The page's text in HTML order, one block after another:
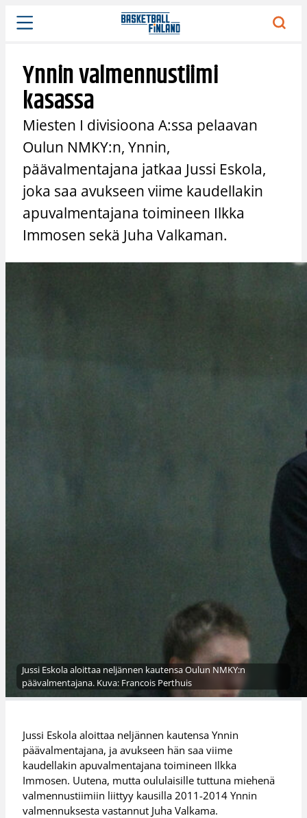
Siirry
sisältöön
Ynnin valmennustiimi
kasassa
Miesten I divisioona A:ssa pelaavan
Oulun NMKY:n, Ynnin,
päävalmentajana jatkaa Jussi Eskola,
joka saa avukseen viime kaudellakin
apuvalmentajana toimineen Ilkka
Immosen sekä Juha Valkaman.
Jussi Eskola aloittaa neljännen kautensa Oulun NMKY:n
päävalmentajana. Kuva: Francois Perthuis
Jussi Eskola aloittaa neljännen kautensa Ynnin
päävalmentajana, ja avukseen hän saa viime
kaudellakin apuvalmentajana toimineen Ilkka
Immosen. Uutena, mutta oululaisille tuttuna miehenä
valmennustiimiin liittyy kausilla 2011-2014 Ynnin
valmennuksesta vastannut Juha Valkama.